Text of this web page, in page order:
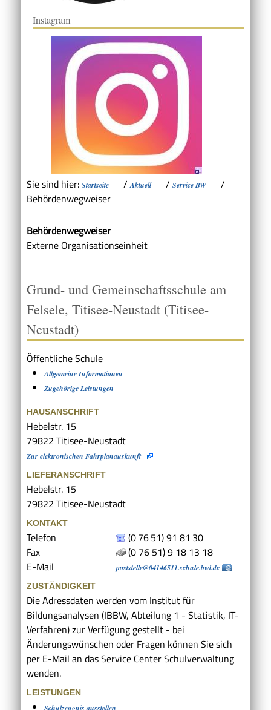
Instagram
Sie sind hier: Startseite /Aktuell / Service BW
/
Behördenwegweiser
Behördenwegweiser
Externe Organisationseinheit
Grund- und Gemeinschaftsschule am
Felsele, Titisee-Neustadt (Titisee-
Neustadt)
Öffentliche Schule
Allgemeine Informationen
Zugehörige Leistungen
HAUSANSCHRIFT
Hebelstr. 15
79822 Titisee-Neustadt
Zur elektronischen Fahrplanauskunft
LIEFERANSCHRIFT
Hebelstr. 15
79822 Titisee-Neustadt
KONTAKT
Telefon (07651) 91 81 30
Fax
(0 76 51) 9 18 13 18
E-Mail
poststelle@04146511.schule.bwl.de
ZUSTÄNDIGKEIT
Die Adressdaten werden vom Institut für
Bildungsanalysen (IBBW, Abteilung 1 - Statistik, IT-
Verfahren) zur Verfügung gestellt - bei
Änderungswünschen oder Fragen können Sie sich
per E-Mail an das Service Center Schulverwaltung
wenden.
LEISTUNGEN
Schulzeugnis ausstellen